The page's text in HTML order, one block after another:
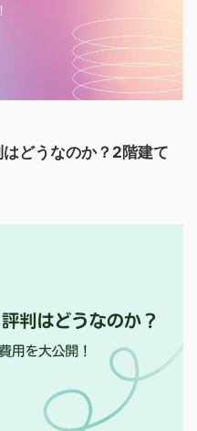
はどうなのか？2階建て